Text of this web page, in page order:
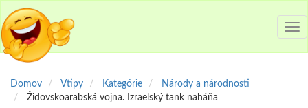
Domov Vtipy Kategórie
Národy a národnosti
Židovskoarabská vojna. Izraelský tank naháňa